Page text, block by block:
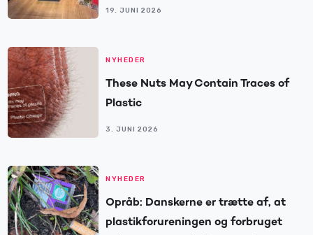
19. JUNI 2026
NYHEDER
These Nuts May Contain Traces of
Plastic
3. JUNI 2026
NYHEDER
Opråb: Danskerne er trætte af, at
plastikforureningen og forbruget